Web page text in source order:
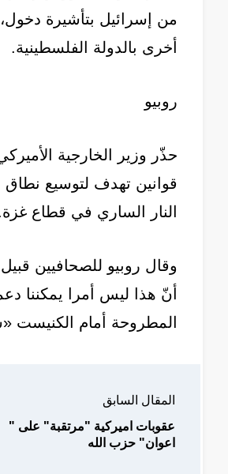
من إسرائيل بتأشيرة
أخرى بالدولة الفلسطينية.
روبيو
حذّر وزير الخارجية
قوانين تهدف لتوسيع نطاق
النار الساري في قطاع
وقال روبيو للصحافيين
أنّ هذا ليس أمرا يمكننا
المطروحة أمام الكنيست
المقال السابق
عقوبات اميركية "مرتقبة" على "
اعوان" حزب الله